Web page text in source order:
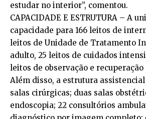
estudar no interior”, comentou.
CAPACIDADE E ESTRUTURA – A
capacidade para 166 leitos de
leitos de Unidade de Tratamento
adulto, 25 leitos de cuidados
leitos de observação e recuperação
Além disso, a estrutura
salas cirúrgicas; duas salas
endoscopia; 22 consultórios